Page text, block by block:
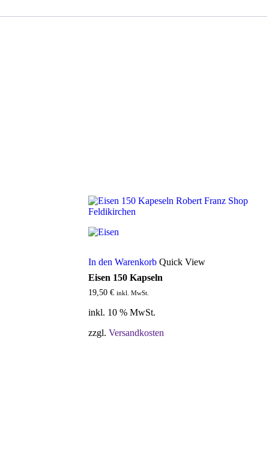
In den Warenkorb Quick View
Eisen 150 Kapseln
19,50 € inkl. MwSt.
inkl. 10 % MwSt.
zzgl. Versandkosten